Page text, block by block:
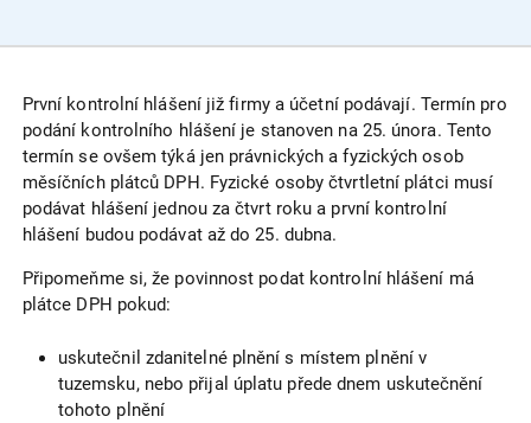
První kontrolní hlášení již firmy a účetní podávají. Termín pro
podání kontrolního hlášení je stanoven na 25. února. Tento
termín se ovšem týká jen právnických a fyzických osob
měsíčních plátců DPH. Fyzické osoby čtvrtletní plátci musí
podávat hlášení jednou za čtvrt roku a první kontrolní
hlášení budou podávat až do 25. dubna.
Připomeňme si, že povinnost podat kontrolní hlášení má
plátce DPH pokud:
uskutečnil zdanitelné plnění s místem plnění v
tuzemsku, nebo přijal úplatu přede dnem uskutečnění
tohoto plnění